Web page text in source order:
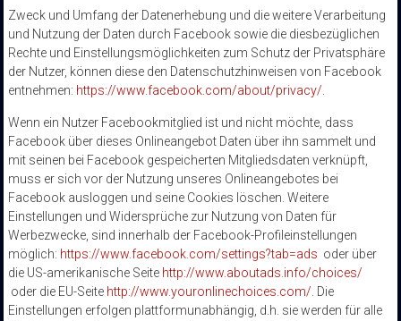
Zweck und Umfang der Datenerhebung und die weitere Verarbeitung
und Nutzung der Daten durch Facebook sowie die diesbezüglichen
Rechte und Einstellungsmöglichkeiten zum Schutz der Privatsphäre
der Nutzer, können diese den Datenschutzhinweisen von Facebook
entnehmen: https://www.facebook.com/about/privacy/
Wenn ein Nutzer Facebookmitglied ist und nicht möchte, dass
Facebook über dieses Onlineangebot Daten über ihn sammelt und
mit seinen bei Facebook gespeicherten Mitgliedsdaten verknüpft,
muss er sich vor der Nutzung unseres Onlineangebotes bei
Facebook ausloggen und seine Cookies löschen. Weitere
Einstellungen und Widersprüche zur Nutzung von Daten für
Werbezwecke, sind innerhalb der Facebook-Profileinstellungen
möglich: https://www.facebook.com/settings?tab=ads oder über
die US-amerikanische Seite http://www.aboutads.info/choices/
oder die EU-Seite http://www.youronlinechoices.com/ . Die
Einstellungen erfolgen plattformunabhängig, d.h. sie werden für alle